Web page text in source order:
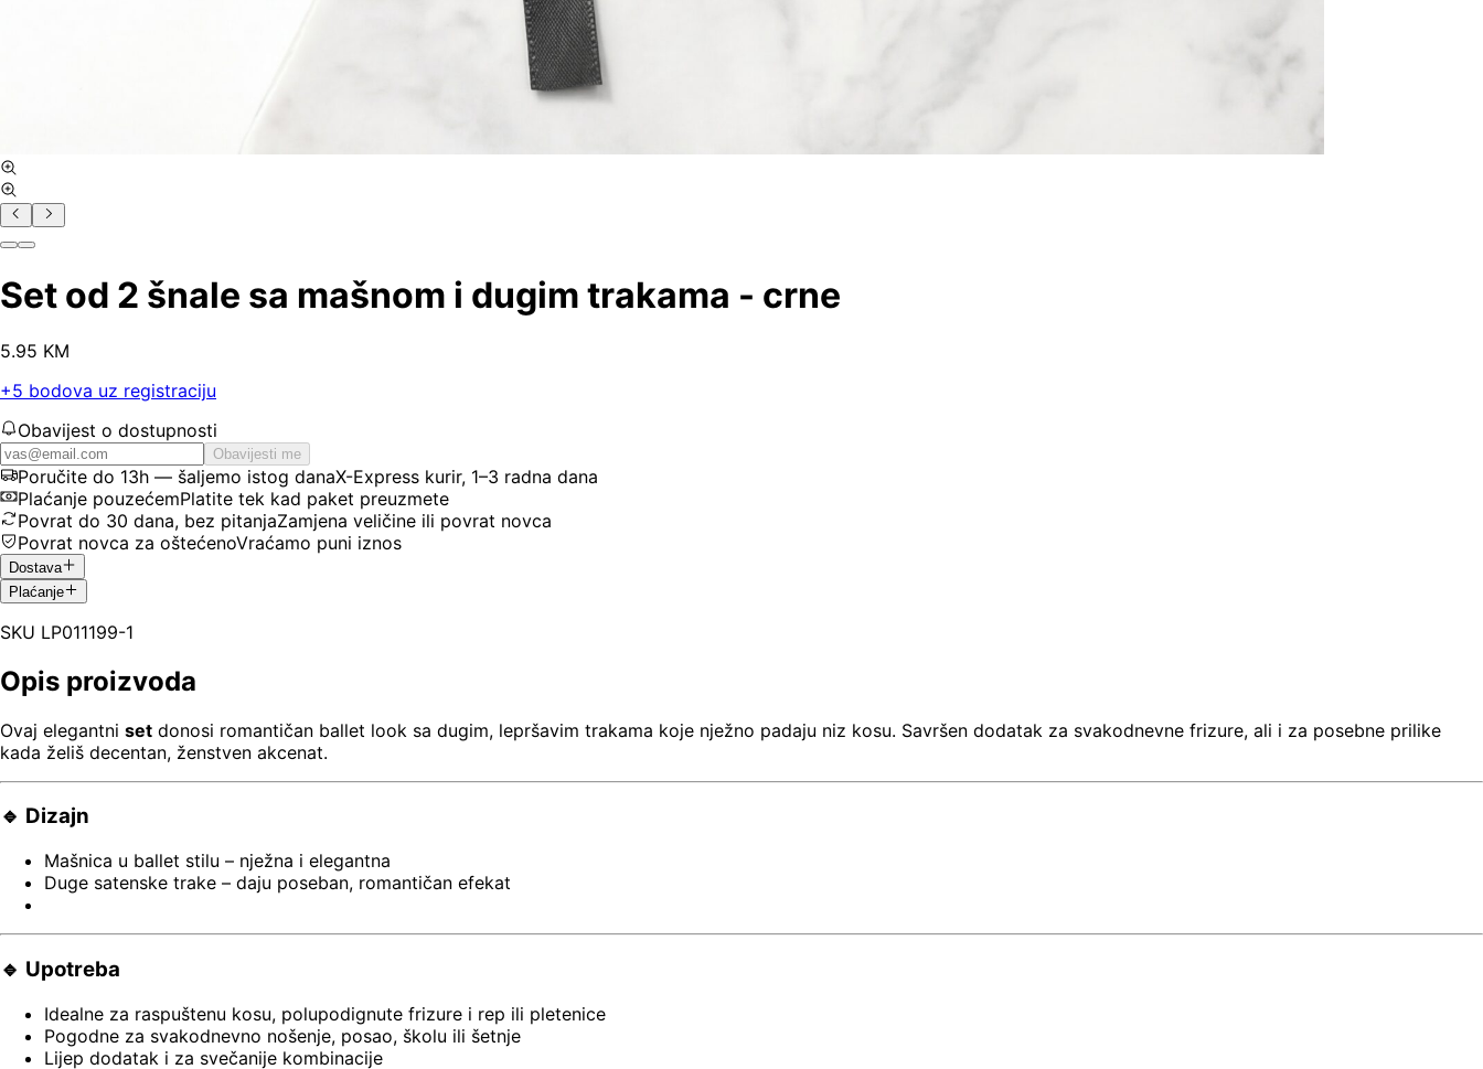
Set od 2 šnale sa mašnom i dugim trakama - crne
5.95 KM
+5 bodova uz registraciju
Obavijest o dostupnosti
Obavijesti me
Poručite do 13h — šaljemo istog danaX-Express kurir, 1–3 radna dana
Plaćanje pouzećemPlatite tek kad paket preuzmete
Povrat do 30 dana, bez pitanjaZamjena veličine ili povrat novca
Povrat novca za oštećenoVraćamo puni iznos
Dostava
Plaćanje
SKU LP011199-1
Opis proizvoda
Ovaj elegantni set donosi romantičan ballet look sa dugim, lepršavim trakama koje nježno padaju niz kosu. Savršen dodatak za svakodnevne frizure, ali i za posebne prilike
kada želiš decentan, ženstven akcenat.
🔹 Dizajn
Mašnica u ballet stilu – nježna i elegantna
Duge satenske trake – daju poseban, romantičan efekat
🔹 Upotreba
Idealne za raspuštenu kosu, polupodignute frizure i rep ili pletenice
Pogodne za svakodnevno nošenje, posao, školu ili šetnje
Lijep dodatak i za svečanije kombinacije